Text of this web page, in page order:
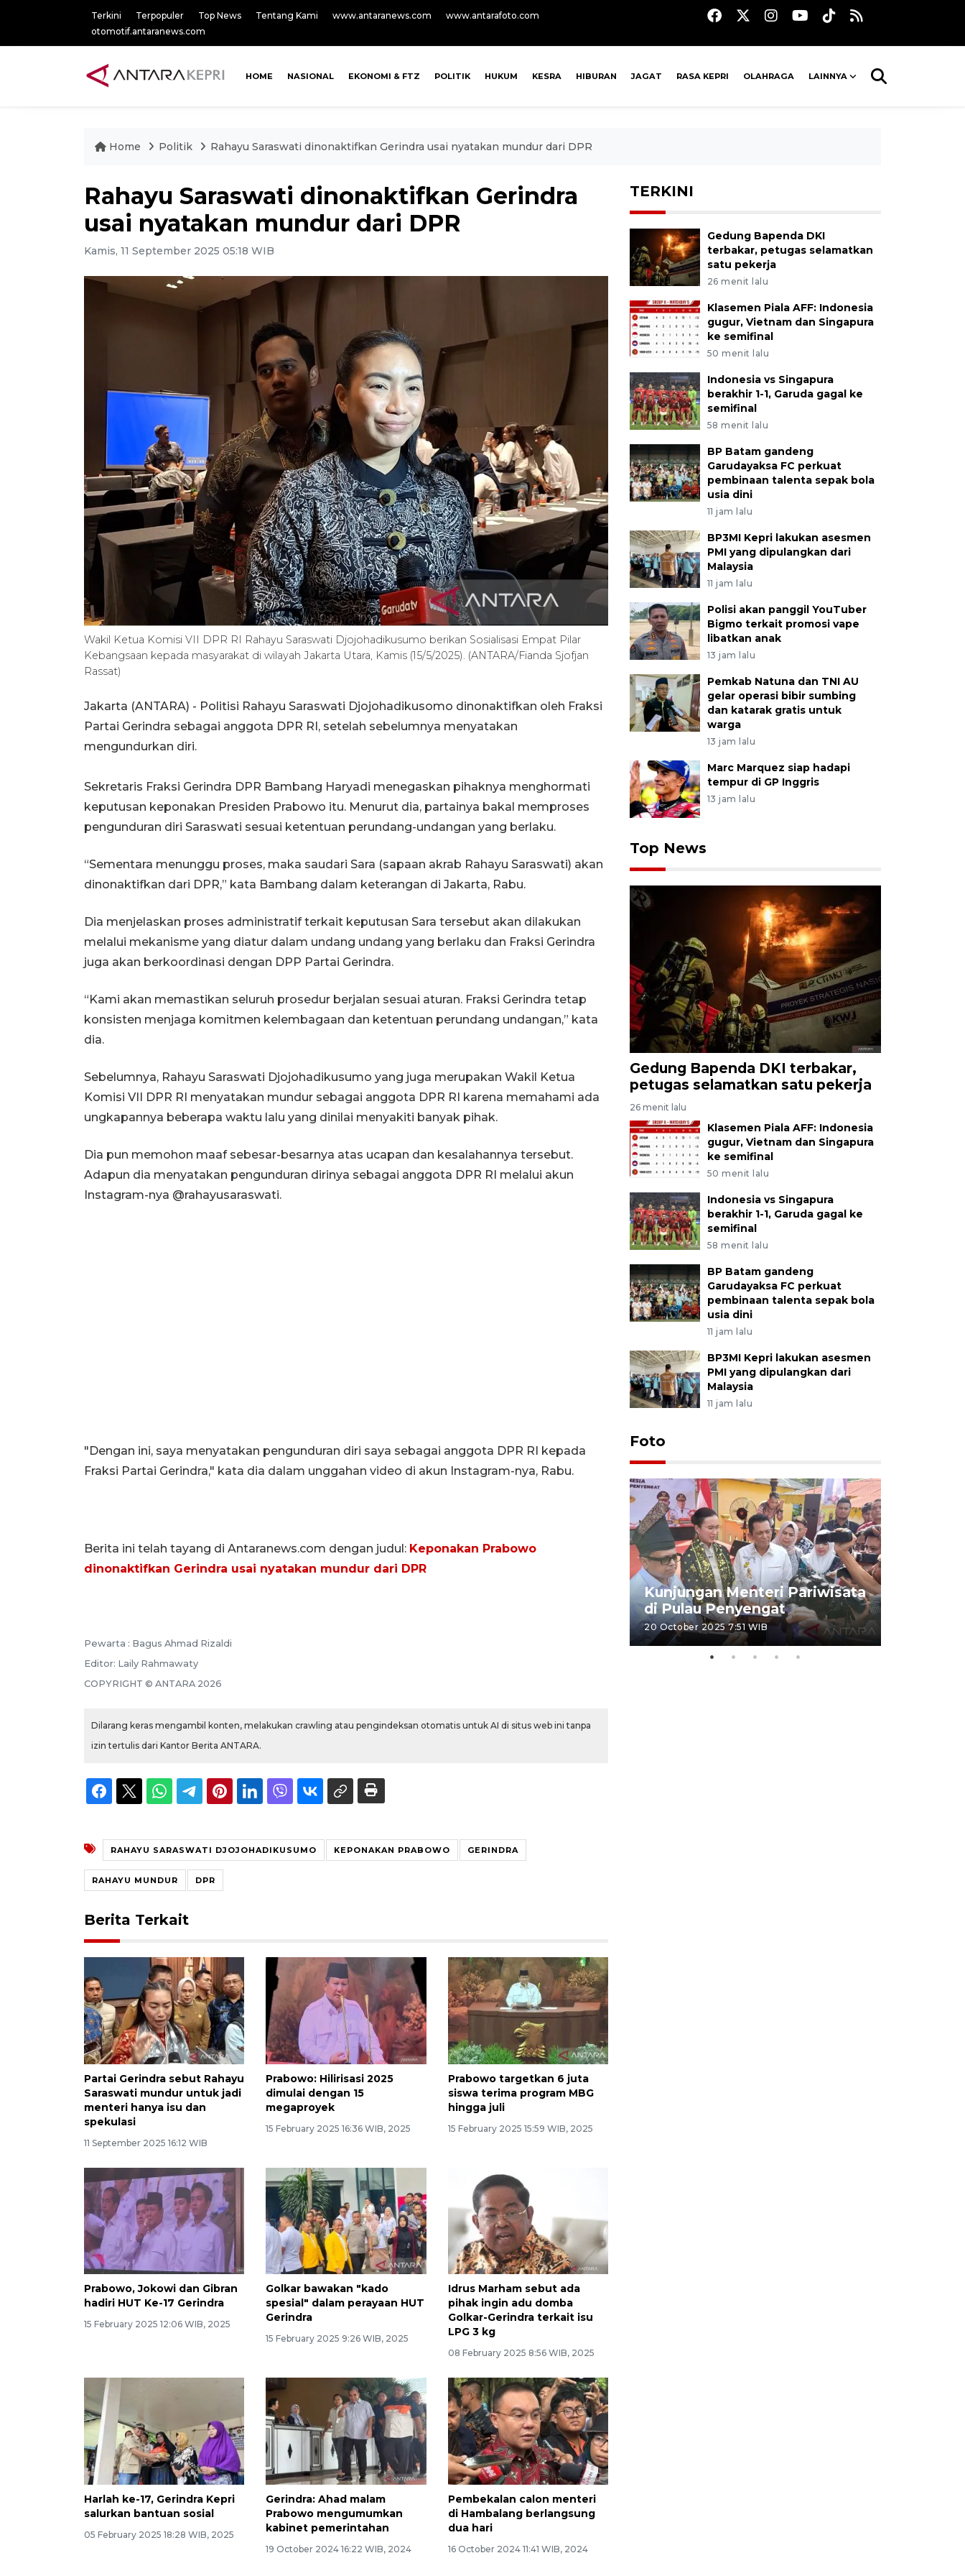
Terkini Terpopuler Top News Tentang Kami www.antaranews.com
www.antarafoto.com
otomotif.antaranews.com
HOME NASIONAL EKONOMI & FTZ POLITIK HUKUM KESRA HIBURAN JAGAT RASA KEPRI OLAHRAGA LAINNYA
Home Politik Rahayu Saraswati dinonaktifkan Gerindra usai nyatakan mundur dari DPR
Rahayu Saraswati dinonaktifkan Gerindra
usai nyatakan mundur dari DPR
Kamis, 11 September 2025 05:18 WIB
Wakil Ketua Komisi VII DPR RI Rahayu Saraswati Djojohadikusumo berikan Sosialisasi Empat Pilar
Kebangsaan kepada masyarakat di wilayah Jakarta Utara, Kamis (15/5/2025). (ANTARA/Fianda Sjofjan
Rassat)
Jakarta (ANTARA) - Politisi Rahayu Saraswati Djojohadikusomo dinonaktifkan oleh Fraksi
Partai Gerindra sebagai anggota DPR RI, setelah sebelumnya menyatakan
mengundurkan diri.
Sekretaris Fraksi Gerindra DPR Bambang Haryadi menegaskan pihaknya menghormati
keputusan keponakan Presiden Prabowo itu. Menurut dia, partainya bakal memproses
pengunduran diri Saraswati sesuai ketentuan perundang-undangan yang berlaku.
“Sementara menunggu proses, maka saudari Sara (sapaan akrab Rahayu Saraswati) akan
dinonaktifkan dari DPR,” kata Bambang dalam keterangan di Jakarta, Rabu.
Dia menjelaskan proses administratif terkait keputusan Sara tersebut akan dilakukan
melalui mekanisme yang diatur dalam undang undang yang berlaku dan Fraksi Gerindra
juga akan berkoordinasi dengan DPP Partai Gerindra.
“Kami akan memastikan seluruh prosedur berjalan sesuai aturan. Fraksi Gerindra tetap
konsisten menjaga komitmen kelembagaan dan ketentuan perundang undangan,” kata
dia.
Sebelumnya, Rahayu Saraswati Djojohadikusumo yang juga merupakan Wakil Ketua
Komisi VII DPR RI menyatakan mundur sebagai anggota DPR RI karena memahami ada
ungkapannya beberapa waktu lalu yang dinilai menyakiti banyak pihak.
Dia pun memohon maaf sebesar-besarnya atas ucapan dan kesalahannya tersebut.
Adapun dia menyatakan pengunduran dirinya sebagai anggota DPR RI melalui akun
Instagram-nya @rahayusaraswati.
"Dengan ini, saya menyatakan pengunduran diri saya sebagai anggota DPR RI kepada
Fraksi Partai Gerindra," kata dia dalam unggahan video di akun Instagram-nya, Rabu.
Berita ini telah tayang di Antaranews.com dengan judul: Keponakan Prabowo
dinonaktifkan Gerindra usai nyatakan mundur dari DPR
Pewarta : Bagus Ahmad Rizaldi
Editor: Laily Rahmawaty
COPYRIGHT © ANTARA 2026
Dilarang keras mengambil konten, melakukan crawling atau pengindeksan otomatis untuk AI di situs web ini tanpa
izin tertulis dari Kantor Berita ANTARA.
RAHAYU SARASWATI DJOJOHADIKUSUMO KEPONAKAN PRABOWO GERINDRA
RAHAYU MUNDUR DPR
Berita Terkait
Partai Gerindra sebut Rahayu
Saraswati mundur untuk jadi
menteri hanya isu dan
spekulasi
11 September 2025 16:12 WIB
Prabowo: Hilirisasi 2025
dimulai dengan 15
megaproyek
15 February 2025 16:36 WIB, 2025
Prabowo targetkan 6 juta
siswa terima program MBG
hingga juli
15 February 2025 15:59 WIB, 2025
Prabowo, Jokowi dan Gibran
hadiri HUT Ke-17 Gerindra
15 February 2025 12:06 WIB, 2025
Golkar bawakan "kado
spesial" dalam perayaan HUT
Gerindra
15 February 2025 9:26 WIB, 2025
Idrus Marham sebut ada
pihak ingin adu domba
Golkar-Gerindra terkait isu
LPG 3 kg
08 February 2025 8:56 WIB, 2025
Harlah ke-17, Gerindra Kepri
salurkan bantuan sosial
05 February 2025 18:28 WIB, 2025
Gerindra: Ahad malam
Prabowo mengumumkan
kabinet pemerintahan
19 October 2024 16:22 WIB, 2024
Pembekalan calon menteri
di Hambalang berlangsung
dua hari
16 October 2024 11:41 WIB, 2024
TERKINI
Gedung Bapenda DKI
terbakar, petugas selamatkan
satu pekerja
26 menit lalu
Klasemen Piala AFF: Indonesia
gugur, Vietnam dan Singapura
ke semifinal
50 menit lalu
Indonesia vs Singapura
berakhir 1-1, Garuda gagal ke
semifinal
58 menit lalu
BP Batam gandeng
Garudayaksa FC perkuat
pembinaan talenta sepak bola
usia dini
11 jam lalu
BP3MI Kepri lakukan asesmen
PMI yang dipulangkan dari
Malaysia
11 jam lalu
Polisi akan panggil YouTuber
Bigmo terkait promosi vape
libatkan anak
13 jam lalu
Pemkab Natuna dan TNI AU
gelar operasi bibir sumbing
dan katarak gratis untuk
warga
13 jam lalu
Marc Marquez siap hadapi
tempur di GP Inggris
13 jam lalu
Top News
Gedung Bapenda DKI terbakar,
petugas selamatkan satu pekerja
26 menit lalu
Klasemen Piala AFF: Indonesia
gugur, Vietnam dan Singapura
ke semifinal
50 menit lalu
Indonesia vs Singapura
berakhir 1-1, Garuda gagal ke
semifinal
58 menit lalu
BP Batam gandeng
Garudayaksa FC perkuat
pembinaan talenta sepak bola
usia dini
11 jam lalu
BP3MI Kepri lakukan asesmen
PMI yang dipulangkan dari
Malaysia
11 jam lalu
Foto
Kunjungan Menteri Pariwisata
di Pulau Penyengat
20 October 2025 7:51 WIB